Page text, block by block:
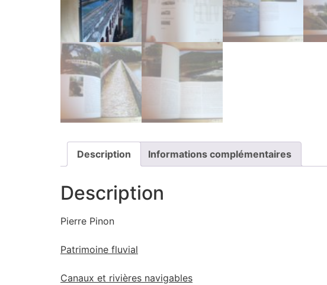
Description Informations complémentaires
Description
Pierre Pinon
Patrimoine fluvial
Canaux et rivières navigables